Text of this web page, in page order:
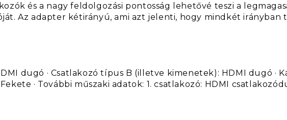
és a nagy feldolgozási pontosság lehetővé teszi a
Az adapter kétirányú, ami azt jelenti, hogy mindkét
dugó · Csatlakozó típus B (illetve kimenetek): HDMI dugó ·
· További műszaki adatok: 1. csatlakozó: HDMI